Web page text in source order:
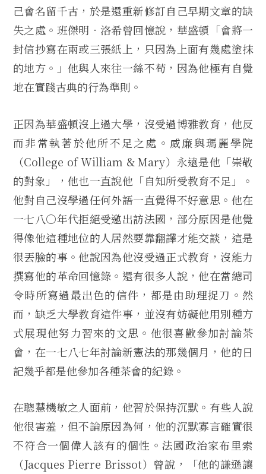
己會名留千古，於是還重新修訂自己早期文章的缺
失之處。班傑明．洛希曾回憶說，華盛頓「會將一
封信抄寫在兩或三張紙上，只因為上面有幾處塗抹
的地方。」他與人來往一絲不苟，因為他極有自覺
地在實踐古典的行為準則。
正因為華盛頓沒上過大學，沒受過博雅教育，他反
而非常執著於他所不足之處。威廉與瑪麗學院
（College of William & Mary）永遠是他「崇敬
的對象」，他也一直說他「自知所受教育不足」。
他對自己沒學過任何外語一直覺得不好意思。他在
一七八○年代拒絕受邀出訪法國，部分原因是他覺
得像他這種地位的人居然要靠翻譯才能交談，這是
很丟臉的事。他說因為他沒受過正式教育，沒能力
撰寫他的革命回憶錄。還有很多人說，他在當總司
令時所寫過最出色的信件，都是由助理捉刀。然
而，缺乏大學教育這件事，並沒有妨礙他用別種方
式展現他努力習來的文思。他很喜歡參加討論茶
會，在一七八七年討論新憲法的那幾個月，他的日
記幾乎都是他參加各種茶會的紀錄。
在聰慧機敏之人面前，他習於保持沉默。有些人說
他很害羞，但不論原因為何，他的沉默寡言確實很
不符合一個偉人該有的個性。法國政治家布里索
（Jacques Pierre Brissot）曾說，「他的謙遜讓